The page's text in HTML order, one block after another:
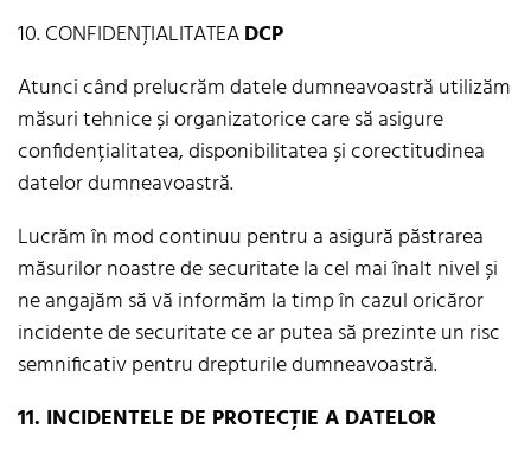
10. CONFIDENȚIALITATEADCP
Atunci când prelucrăm datele dumneavoastră utilizăm
măsuri tehnice și organizatorice care să asigure
confidențialitatea, disponibilitatea și corectitudinea
datelor dumneavoastră.
Lucrăm în mod continuu pentru a asigură păstrarea
măsurilor noastre de securitate la cel mai înalt nivel și
ne angajăm să vă informăm la timp în cazul oricăror
incidente de securitate ce ar putea să prezinte un risc
semnificativ pentru drepturile dumneavoastră.
11. INCIDENTELE DE PROTECȚIE A DATELOR